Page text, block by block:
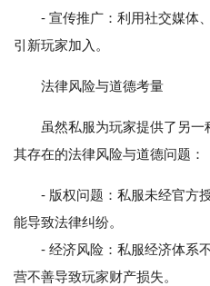
- 宣传推广：利用社交媒体、
引新玩家加入。
法律风险与道德考量
虽然私服为玩家提供了另
其存在的法律风险与道德问题：
- 版权问题：私服未经官方
能导致法律纠纷。
- 经济风险：私服经济体系不
营不善导致玩家财产损失。